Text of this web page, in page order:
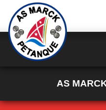
AS
Panneau de gestion des